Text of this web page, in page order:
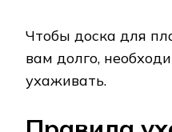
Чтобы доска для
вам долго,
ухаживать.